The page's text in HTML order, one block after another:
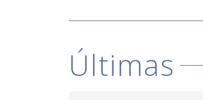
Últimas